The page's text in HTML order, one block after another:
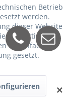
✕
Betrieb
werden.
dieser Website
Interaktion mit
vereinfachen
gesetzt.